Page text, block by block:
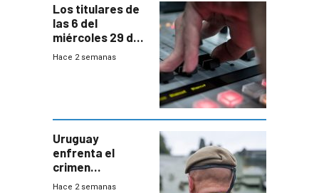
Los titulares de
las 6 del
miércoles 29 de
julio de 2026
Hace 2 semanas
Uruguay
enfrenta el
crimen
organizado con
Hace 2 semanas